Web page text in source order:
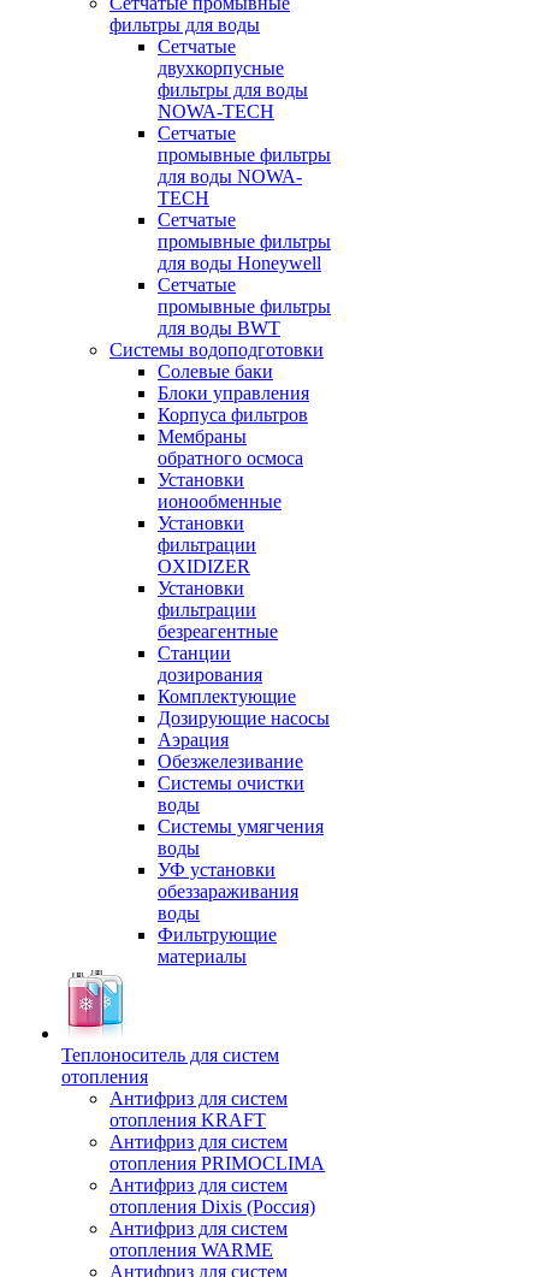
фильтры для воды
Сетчатые
двухкорпусные
фильтры для воды
NOWA-TECH
Сетчатые
промывные фильтры
для воды NOWA-
TECH
Сетчатые
промывные фильтры
для воды Honeywell
Сетчатые
промывные фильтры
для воды BWT
Системы водоподготовки
Солевые баки
Блоки управления
Корпуса фильтров
Мембраны
обратного осмоса
Установки
ионообменные
Установки
фильтрации
OXIDIZER
Установки
фильтрации
безреагентные
Станции
дозирования
Комплектующие
Дозирующие насосы
Аэрация
Обезжелезивание
Системы очистки
воды
Системы умягчения
воды
УФ установки
обеззараживания
воды
Фильтрующие
материалы
Теплоноситель для систем
отопления
Антифриз для систем
отопления KRAFT
Антифриз для систем
отопления PRIMOCLIMA
Антифриз для систем
отопления Dixis (Россия)
Антифриз для систем
отопления WARME
Антифриз для систем